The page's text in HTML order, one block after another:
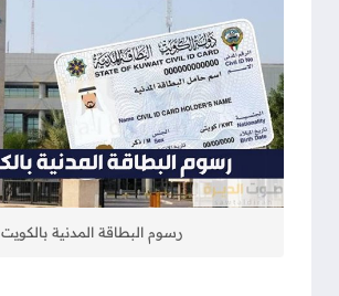
رسوم البطاقة المدنية بالكويت